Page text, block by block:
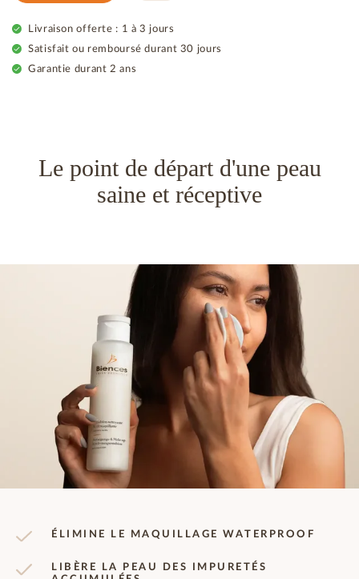
Livraison offerte : 1 à 3 jours
Satisfait ou remboursé durant 30 jours
Garantie durant 2 ans
Le point de départ d'une peau
saine et réceptive
ÉLIMINE LE MAQUILLAGE WATERPROOF
LIBÈRE LA PEAU DES IMPURETÉS